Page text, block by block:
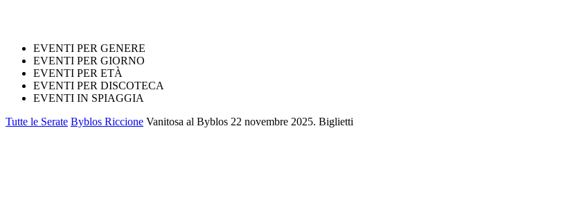
EVENTI PER GENERE
EVENTI PER GIORNO
EVENTI PER ETÀ
EVENTI PER DISCOTECA
EVENTI IN SPIAGGIA
Tutte le Serate Byblos Riccione Vanitosa al Byblos 22 novembre 2025. Biglietti